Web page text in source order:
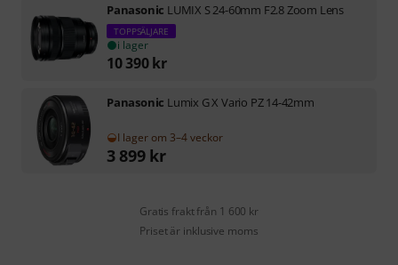
Panasonic LUMIX S 24-60mm F2.8 Zoom Lens
TOPPSÄLJARE
i lager
10 390 kr
Panasonic Lumix G X Vario PZ 14-42mm
I lager om 3–4 veckor
3 899 kr
Gratis frakt från 1 600 kr
Priset är inklusive moms